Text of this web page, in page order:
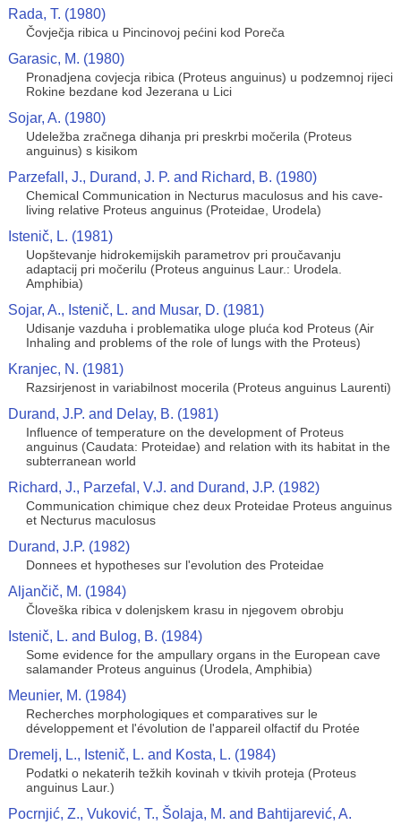
Rada, T. (1980)
Čovječja ribica u Pincinovoj pećini kod Poreča
Garasic, M. (1980)
Pronadjena covjecja ribica (Proteus anguinus) u podzemnoj rijeci
Rokine bezdane kod Jezerana u Lici
Sojar, A. (1980)
Udeležba zračnega dihanja pri preskrbi močerila (Proteus
anguinus) s kisikom
Parzefall, J., Durand, J. P. and Richard, B. (1980)
Chemical Communication in Necturus maculosus and his cave-
living relative Proteus anguinus (Proteidae, Urodela)
Istenič, L. (1981)
Uopštevanje hidrokemijskih parametrov pri proučavanju
adaptacij pri močerilu (Proteus anguinus Laur.: Urodela.
Amphibia)
Sojar, A., Istenič, L. and Musar, D. (1981)
Udisanje vazduha i problematika uloge pluća kod Proteus (Air
Inhaling and problems of the role of lungs with the Proteus)
Kranjec, N. (1981)
Razsirjenost in variabilnost mocerila (Proteus anguinus Laurenti)
Durand, J.P. and Delay, B. (1981)
Influence of temperature on the development of Proteus
anguinus (Caudata: Proteidae) and relation with its habitat in the
subterranean world
Richard, J., Parzefal, V.J. and Durand, J.P. (1982)
Communication chimique chez deux Proteidae Proteus anguinus
et Necturus maculosus
Durand, J.P. (1982)
Donnees et hypotheses sur l'evolution des Proteidae
Aljančič, M. (1984)
Človeška ribica v dolenjskem krasu in njegovem obrobju
Istenič, L. and Bulog, B. (1984)
Some evidence for the ampullary organs in the European cave
salamander Proteus anguinus (Urodela, Amphibia)
Meunier, M. (1984)
Recherches morphologiques et comparatives sur le
développement et l'évolution de l'appareil olfactif du Protée
Dremelj, L., Istenič, L. and Kosta, L. (1984)
Podatki o nekaterih težkih kovinah v tkivih proteja (Proteus
anguinus Laur.)
Pocrnjić, Z., Vuković, T., Šolaja, M. and Bahtijarević, A.